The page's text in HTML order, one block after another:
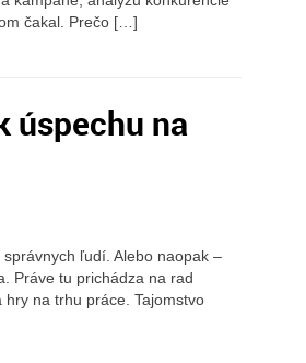
čakal. Prečo […]
úspechu na
ľudí. Alebo naopak –
Práve tu prichádza na rad
na trhu práce. Tajomstvo